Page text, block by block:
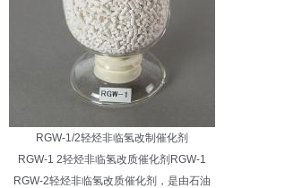
RGW-1/2轻烃非临氢改制催化剂
RGW-1 2轻烃非临氢改质催化剂RGW-1
RGW-2轻烃非临氢改质催化剂，是由石油